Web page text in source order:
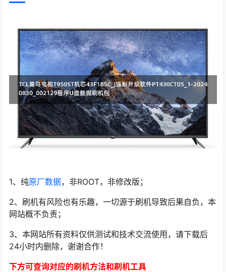
1、纯原厂数据，非ROOT，非修改版；
2、刷机有风险也有乐趣，一切源于刷机导致后果自负，本
网站概不负责；
3、本网站所有资料仅供测试和技术交流使用，请下载后
24小时内删除，谢谢合作！
下方可查询对应的刷机方法和刷机工具